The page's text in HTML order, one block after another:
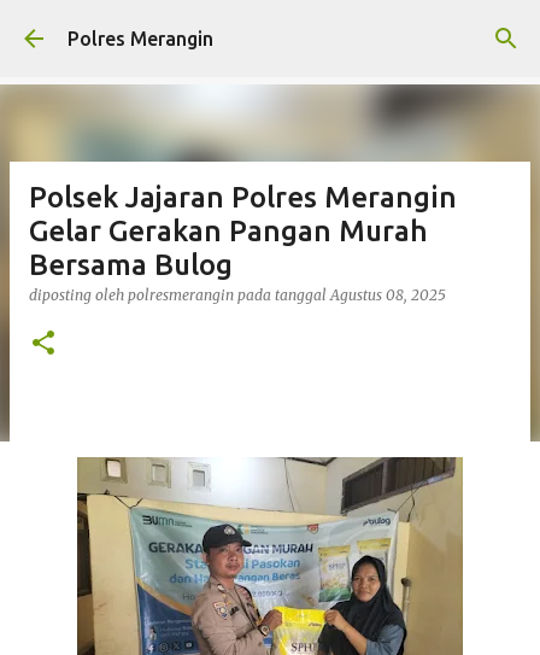
Langsung ke konten utama
Polres Merangin
Polsek Jajaran Polres Merangin
Gelar Gerakan Pangan Murah
Bersama Bulog
diposting oleh polresmerangin pada tanggalAgustus 08, 2025